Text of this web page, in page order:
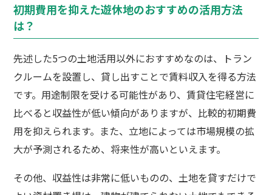
初期費用を抑えた遊休地のおすすめの活用方法
は？
先述した5つの土地活用以外におすすめなのは、トラン
クルームを設置し、貸し出すことで賃料収入を得る方法
です。用途制限を受ける可能性があり、賃貸住宅経営に
比べると収益性が低い傾向がありますが、比較的初期費
用を抑えられます。また、立地によっては市場規模の拡
大が予測されるため、将来性が高いといえます。
その他、収益性は非常に低いものの、土地を貸すだけで